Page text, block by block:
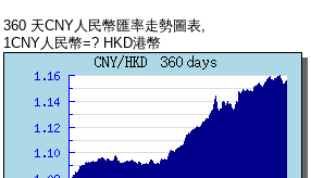
360 天CNY人民幣匯率走勢圖表,
1CNY人民幣=? HKD港幣